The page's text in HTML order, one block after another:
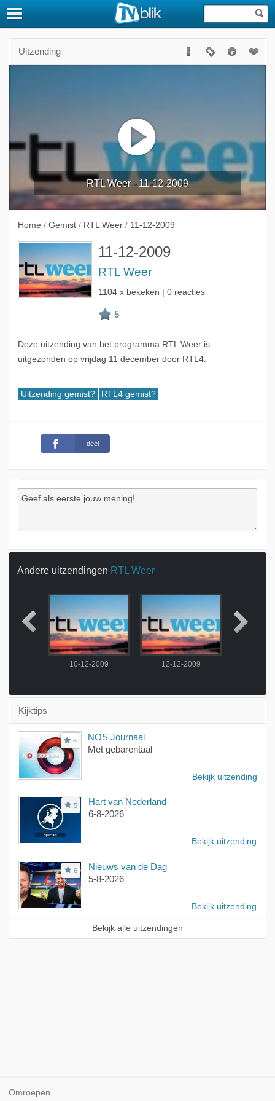
Uitzending
RTL Weer - 11-12-2009
Home / Gemist / RTL Weer / 11-12-2009
11-12-2009
RTL Weer
1104 x bekeken | 0 reacties
Deze uitzending van het programma RTL Weer is
uitgezonden op vrijdag 11 december door RTL4.
Uitzending gemist? RTL4 gemist?
deel
Andere uitzendingen RTL Weer
10-12-2009 12-12-2009
Kijktips
6
NOS Journaal
Met gebarentaal
Bekijk uitzending
5
Hart van Nederland
6-8-2026
Bekijk uitzending
6
Nieuws van de Dag
5-8-2026
Bekijk uitzending
Bekijk alle uitzendingen
Omroepen